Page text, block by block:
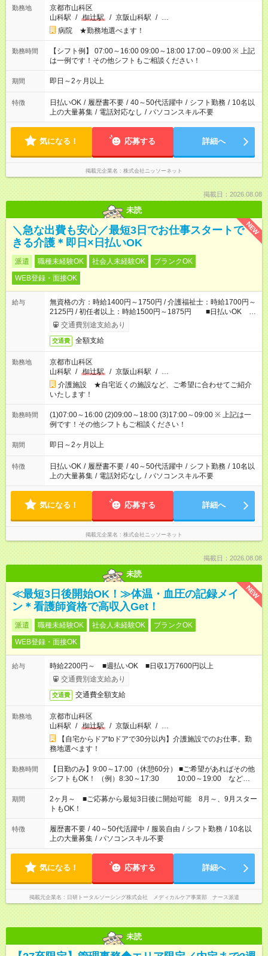
勤務地
京都市山科区
山科駅 / 椥辻駅 / 京阪山科駅 / …
病院 ★勤務地選べます！
勤務時間
【シフト例】 07:00～16:00 09:00～18:00 17:00～09:00 ※ 上記
は一例です！その他シフトもご相談ください！
期間 即日～2ヶ月以上
特徴 日払いOK / 履歴書不要 / 40～50代活躍中 / シフト勤務 / 10名以
上の大量募集 / 電話対応なし / パソコンスキル不要
気になる！ 応募する 詳細へ
掲載元企業名 株式会社ニッソーネット
掲載日：2026.08.08
未読
NEW
＼急な出費も安心／最短3日でお仕事スタートで
きる介護＊即日×日払いOK
派遣 職種未経験OK 社会人未経験OK
ブランクOK
WEB登録・面接OK
給与
無資格の方：時給1400円～1750円 / 介護福祉士：時給1700円～
2125円 / 初任者以上：時給1500円～1875円 ■日払いOK ■
日収例：1万1200円（時給1400円×8h）
交通費別途支給あり
交通費 全額支給
勤務地
京都市山科区
山科駅 / 椥辻駅 / 京阪山科駅 / …
介護施設 ★自宅近くの施設など、ご希望に合わせてご紹介
いたします！
勤務時間
(1)07:00～16:00 (2)09:00～18:00 (3)17:00～09:00 ※ 上記は一
例です！その他シフトもご相談ください！
期間 即日～2ヶ月以上
特徴 日払いOK / 履歴書不要 / 40～50代活躍中 / シフト勤務 / 10名以
上の大量募集 / 電話対応なし / パソコンスキル不要
気になる！ 応募する 詳細へ
掲載元企業名 株式会社ニッソーネット
掲載日：2026.08.08
未読
NEW
≪最短3日後開始OK！≫体温・血圧の記録メイ
ン＊看護師資格で高収入Get！
派遣 職種未経験OK 社会人未経験OK
ブランクOK
WEB登録・面接OK
給与
時給2200円～ ■週払いOK ■日収1万7600円以上
交通費別途支給あり
交通費 交通費全額支給
勤務地
京都市山科区
山科駅 / 椥辻駅 / 京阪山科駅 / …
【自宅からドアtoドアで30分以内】介護施設でのお仕事。勤
務地選べます！
勤務時間
【日勤のみ】9:00～17:00（休憩60分） ■ご希望があればその他
シフトもOK！ （例）8:30～17:30 10:00～19:00 など
「家族とお休みを合わせたい」 「できれば残業はしたくない」
など、あなたのご希望に沿ったお仕事をご紹介します！ ※Wワ
ーク希望の方へ 今ご覧のお仕事で希望する勤務時間と、もう1つ
のお仕事の勤務時間。 合計で週40時間を超える場合は応募でき
ません
期間
2ヶ月～ ■ご応募から最短3日後に開始可能 8月～、9月スター
トもOK！
特徴 履歴書不要 / 40～50代活躍中 / 服装自由 / シフト勤務 / 10名以
上の大量募集 / パソコンスキル不要
気になる！ 応募する 詳細へ
掲載元企業名 日研トータルソーシング株式会社 メディカルケア事業部 ナース派遣
未読